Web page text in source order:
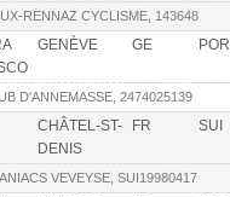
RENNAZ CYCLISME, 143648
GENÈVE GE POR
D'ANNEMASSE, 2474025139
CHÂTEL-ST-
DENIS
FR SUI
VEVEYSE, SUI19980417